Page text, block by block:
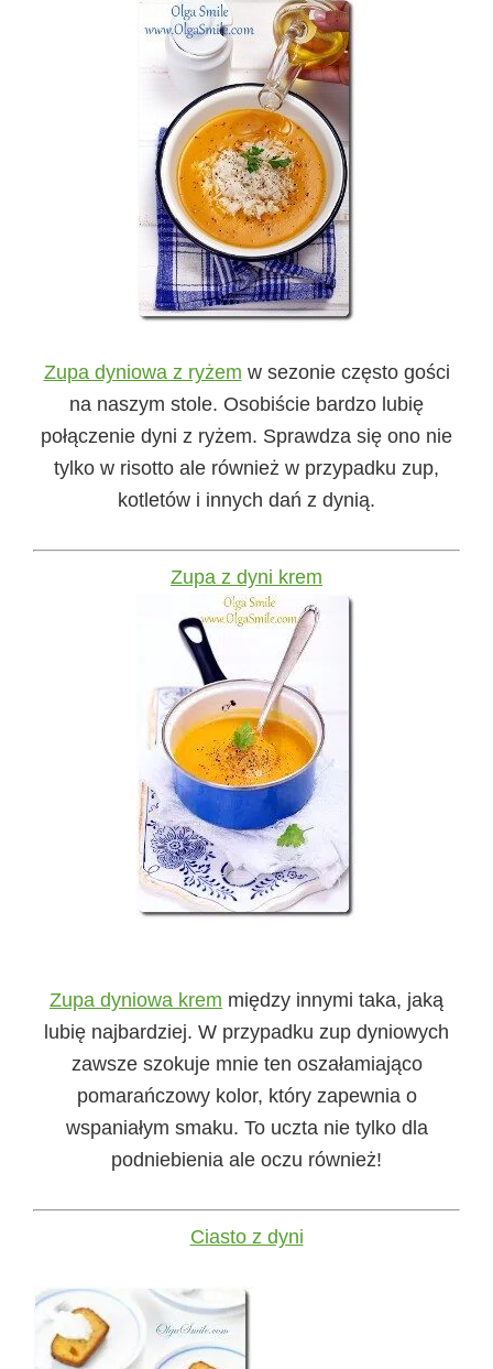
Zupa dyniowa z ryżem w sezonie często gości
na naszym stole. Osobiście bardzo lubię
połączenie dyni z ryżem. Sprawdza się ono nie
tylko w risotto ale również w przypadku zup,
kotletów i innych dań z dynią.
Zupa z dyni krem
Zupa dyniowa krem między innymi taka, jaką
lubię najbardziej. W przypadku zup dyniowych
zawsze szokuje mnie ten oszałamiająco
pomarańczowy kolor, który zapewnia o
wspaniałym smaku. To uczta nie tylko dla
podniebienia ale oczu również!
Ciasto z dyni